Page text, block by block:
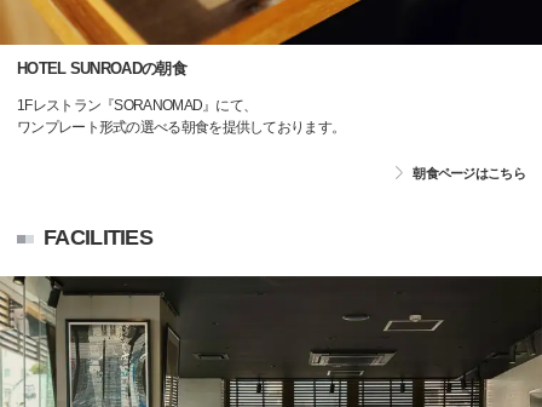
HOTEL SUNROADの朝食
1Fレストラン『SORANOMAD』にて、
ワンプレート形式の選べる朝食を提供しております。
朝食ページはこちら
FACILITIES